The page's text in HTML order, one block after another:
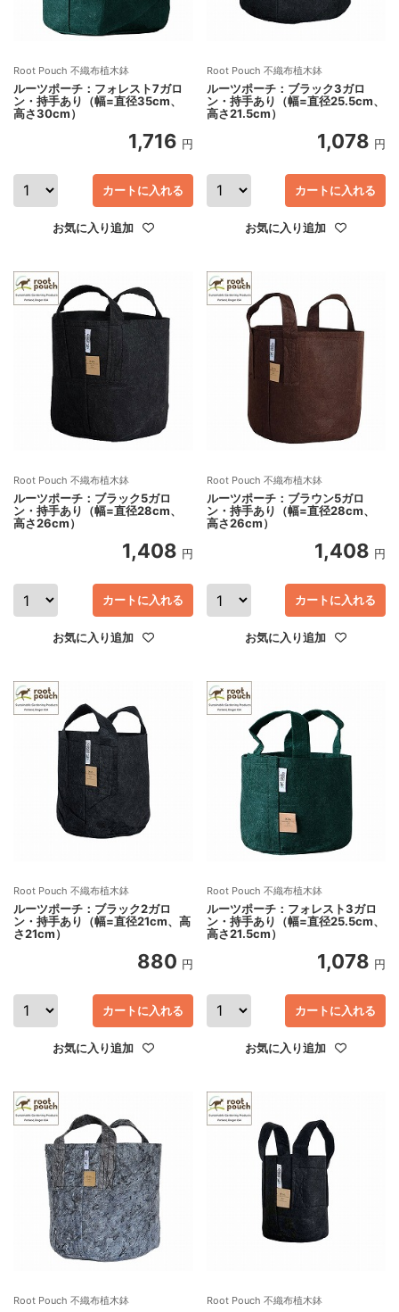
Root Pouch 不織布植木鉢
ルーツポーチ：フォレスト7ガロ
ン・持手あり（幅=直径35cm、
高さ30cm）
1,716 円
カートに入れる
お気に入り追加
Root Pouch 不織布植木鉢
ルーツポーチ：ブラック3ガロ
ン・持手あり（幅=直径25.5cm、
高さ21.5cm）
1,078 円
カートに入れる
お気に入り追加
Root Pouch 不織布植木鉢
ルーツポーチ：ブラック5ガロ
ン・持手あり（幅=直径28cm、
高さ26cm）
1,408 円
カートに入れる
お気に入り追加
Root Pouch 不織布植木鉢
ルーツポーチ：ブラウン5ガロ
ン・持手あり（幅=直径28cm、
高さ26cm）
1,408 円
カートに入れる
お気に入り追加
Root Pouch 不織布植木鉢
ルーツポーチ：ブラック2ガロ
ン・持手あり（幅=直径21cm、高
さ21cm）
880 円
カートに入れる
お気に入り追加
Root Pouch 不織布植木鉢
ルーツポーチ：フォレスト3ガロ
ン・持手あり（幅=直径25.5cm、
高さ21.5cm）
1,078 円
カートに入れる
お気に入り追加
Root Pouch 不織布植木鉢 Root Pouch 不織布植木鉢